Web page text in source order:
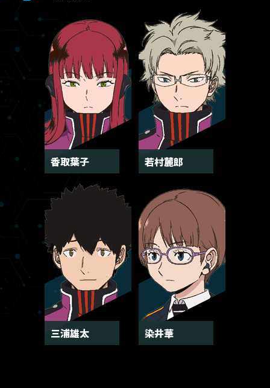
香取葉子 若村麓郎
三浦雄太 染井華